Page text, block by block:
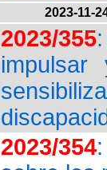
2023-11-
2023/355
2023/354